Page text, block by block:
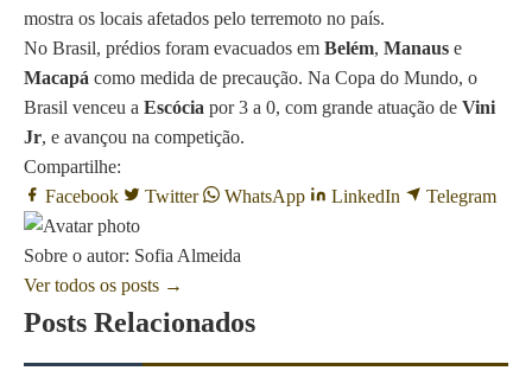
mostra os locais afetados pelo terremoto no país.
No Brasil, prédios foram evacuados em Belém, Manaus e
Macapá como medida de precaução. Na Copa do Mundo, o
Brasil venceu a Escócia por 3 a 0, com grande atuação de Vini
Jr, e avançou na competição.
Compartilhe:
Facebook
Twitter WhatsApp LinkedIn Telegram
Sobre o autor: Sofia Almeida
Ver todos os posts →
Posts Relacionados